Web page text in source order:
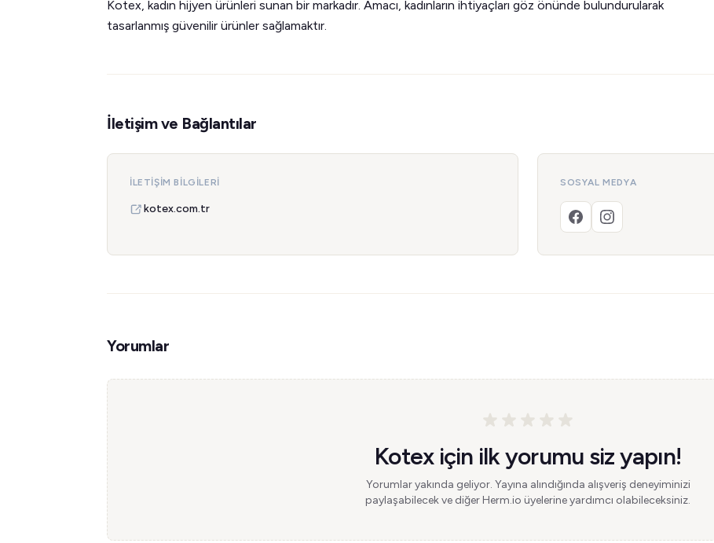
Kotex, kadın hijyen ürünleri sunan bir markadır. Amacı, kadınların ihtiyaçları göz önünde bulundurularak
tasarlanmış güvenilir ürünler sağlamaktır.
İletişim ve Bağlantılar
İLETIŞIM BILGILERI
kotex.com.tr
SOSYAL MEDYA
Yorumlar
Kotex için ilk yorumu siz yapın!
Yorumlar yakında geliyor. Yayına alındığında alışveriş deneyiminizi
paylaşabilecek ve diğer Herm.io üyelerine yardımcı olabileceksiniz.